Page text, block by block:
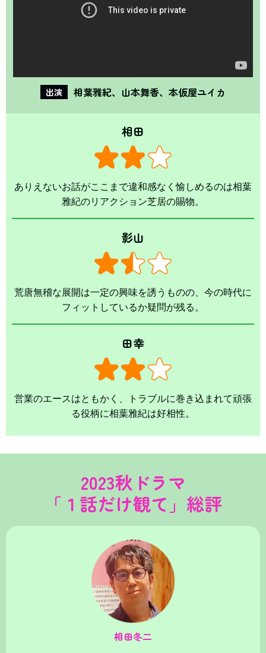
出演 相葉雅紀、山本舞香、本仮屋ユイカ
相田
ありえないお話がここまで違和感なく愉しめるのは相葉
雅紀のリアクション芝居の賜物。
影山
荒唐無稽な展開は一定の興味を誘うものの、今の時代に
フィットしているか疑問が残る。
田幸
営業のエースはともかく、トラブルに巻き込まれて頑張
る役柄に相葉雅紀は好相性。
2023秋ドラマ
「１話だけ観て」総評
相田冬二